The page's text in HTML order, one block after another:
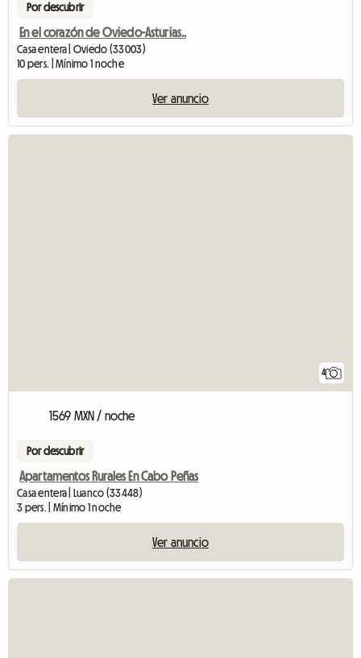
Por descubrir
En el corazón de Oviedo-Asturias..
Casa entera | Oviedo (33003)
10 pers. | Mínimo 1 noche
Ver anuncio
4
1569 MXN / noche
Por descubrir
Apartamentos Rurales En Cabo Peñas
Casa entera | Luanco (33448)
3 pers. | Mínimo 1 noche
Ver anuncio